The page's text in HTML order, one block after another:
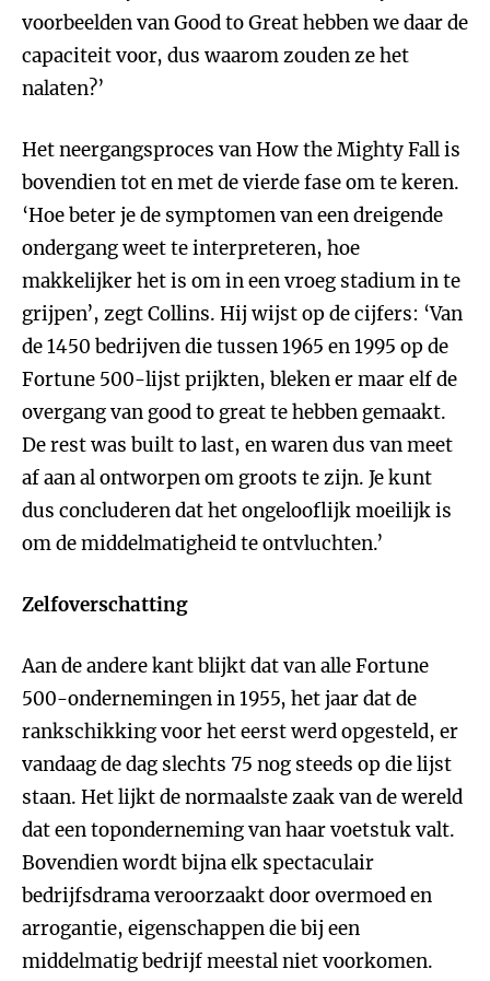
voorbeelden van Good to Great hebben we daar de
capaciteit voor, dus waarom zouden ze het
nalaten?’
Het neergangsproces van How the Mighty Fall is
bovendien tot en met de vierde fase om te keren.
‘Hoe beter je de symptomen van een dreigende
ondergang weet te interpreteren, hoe
makkelijker het is om in een vroeg stadium in te
grijpen’, zegt Collins. Hij wijst op de cijfers: ‘Van
de 1450 bedrijven die tussen 1965 en 1995 op de
Fortune 500-lijst prijkten, bleken er maar elf de
overgang van good to great te hebben gemaakt.
De rest was built to last, en waren dus van meet
af aan al ontworpen om groots te zijn. Je kunt
dus concluderen dat het ongelooflijk moeilijk is
om de middelmatigheid te ontvluchten.’
Zelfoverschatting
Aan de andere kant blijkt dat van alle Fortune
500-ondernemingen in 1955, het jaar dat de
rankschikking voor het eerst werd opgesteld, er
vandaag de dag slechts 75 nog steeds op die lijst
staan. Het lijkt de normaalste zaak van de wereld
dat een toponderneming van haar voetstuk valt.
Bovendien wordt bijna elk spectaculair
bedrijfsdrama veroorzaakt door overmoed en
arrogantie, eigenschappen die bij een
middelmatig bedrijf meestal niet voorkomen.